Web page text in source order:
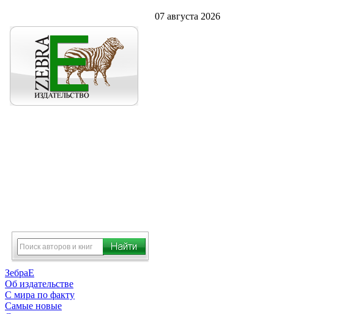
07 августа 2026
ЗебраЕ
Об издательстве
С мира по факту
Самые новые